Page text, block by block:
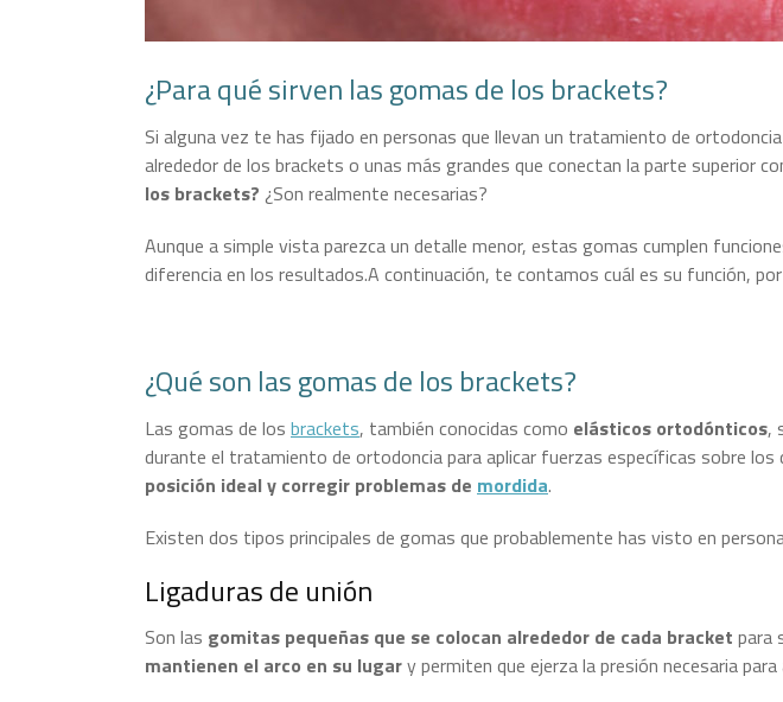
¿Para qué sirven las gomas de los brackets?
Si alguna vez te has fijado en personas que llevan un tratamiento de
alrededor de los brackets o unas más grandes que conectan la parte superior
los brackets? ¿Son realmente necesarias?
Aunque a simple vista parezca un detalle menor, estas gomas cumplen
diferencia en los resultados.A continuación, te contamos cuál es su función,
¿Qué son las gomas de los brackets?
Las gomas de los brackets, también conocidas como elásticos ortodónticos,
durante el tratamiento de ortodoncia para aplicar fuerzas específicas sobre los
posición ideal y corregir problemas de mordida.
Existen dos tipos principales de gomas que probablemente has visto en
Ligaduras de unión
Son las gomitas pequeñas que se colocan alrededor de cada bracket para
mantienen el arco en su lugary permiten que ejerza la presión necesaria